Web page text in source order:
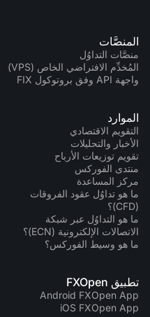
المنصَّات
منصَّات التداوُل
المُخدِّم الافتراضي الخاص (VPS)
واجهة API وفق بروتوكول FIX
الموارد
التقويم الاقتصادي
الأخبار والتحليلات
تقويم توزيعات الأرباح
منتدى الفوركس
مركز المساعدة
ما هو تداوُل عقود الفروقات
(CFD)؟
ما هو التداوُل عبر شبكة
الاتصالات الإلكترونية (ECN)؟
ما هو وسيط الفوركس؟
تطبيق FXOpen
Android FXOpen App
iOS FXOpen App